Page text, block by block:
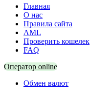
Главная
О нас
Правила сайта
AML
Проверить кошелек
FAQ
Оператор online
Обмен валют